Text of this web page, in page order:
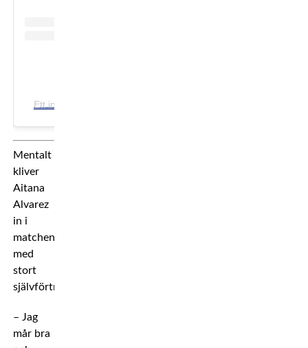
Ett inlägg delat av WOWfc MMA (@wowfc)
Mentalt
kliver
Aitana
Alvarez
in i
matchen
med
stort
självförtroende.
– Jag
mår bra